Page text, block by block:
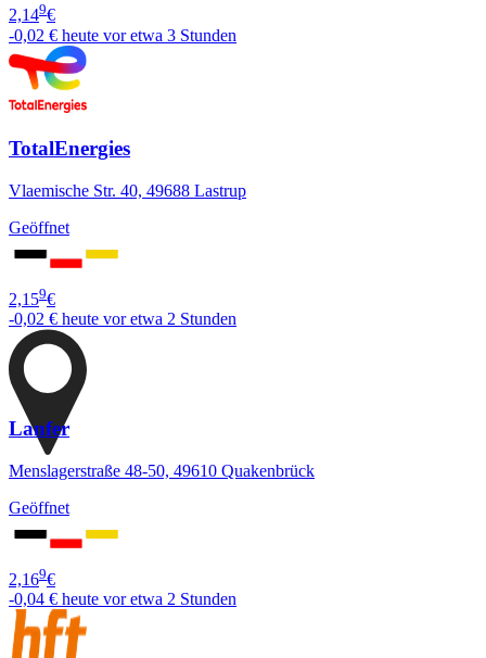
2,149€
-0,02 € heute vor etwa 3 Stunden
TotalEnergies
Vlaemische Str. 40, 49688 Lastrup
Geöffnet
2,159€
-0,02 € heute vor etwa 2 Stunden
Lanfer
Menslagerstraße 48-50, 49610 Quakenbrück
Geöffnet
2,169€
-0,04 € heute vor etwa 2 Stunden